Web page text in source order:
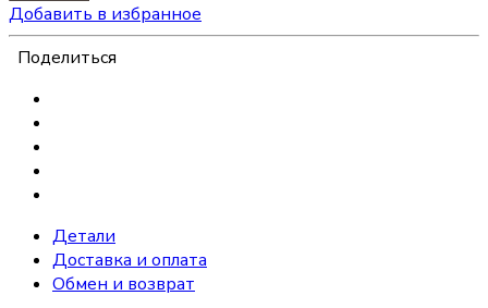
Добавить в избранное
Поделиться
Детали
Доставка и оплата
Обмен и возврат